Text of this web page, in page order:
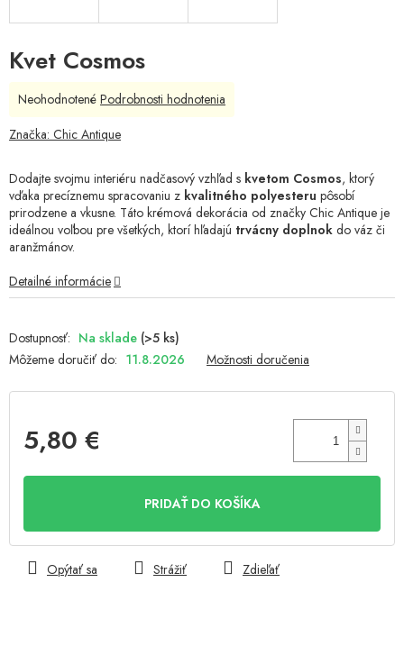
Kvet Cosmos
Na sklade (>5 ks)
Môžeme doručiť do: 11.8.2026 Možnosti doručenia
5,80 €
PRIDAŤ DO KOŠÍKA
Dodajte svojmu interiéru nadčasový vzhľad s kvetom Cosmos, ktorý
vďaka precíznemu spracovaniu z kvalitného polyesteru pôsobí
prirodzene a vkusne. Táto krémová dekorácia od značky Chic Antique je
ideálnou voľbou pre všetkých, ktorí hľadajú trvácny doplnok do váz či
aranžmánov.
Detailné informácie
Opýtať sa Strážiť Zdieľať
Priemerné
produktu
z
5
hviezdičiek.
Neohodnotené Podrobnosti hodnotenia
Značka: Chic Antique